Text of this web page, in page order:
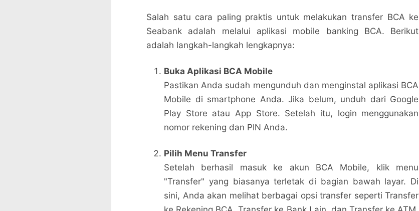
Salah satu cara paling praktis untuk melakukan transfer BCA ke
Seabank adalah melalui aplikasi mobile banking BCA. Berikut
adalah langkah-langkah lengkapnya:
Buka Aplikasi BCA Mobile
Pastikan Anda sudah mengunduh dan menginstal aplikasi BCA
Mobile di smartphone Anda. Jika belum, unduh dari Google
Play Store atau App Store. Setelah itu, login menggunakan
nomor rekening dan PIN Anda.
Pilih Menu Transfer
Setelah berhasil masuk ke akun BCA Mobile, klik menu
"Transfer" yang biasanya terletak di bagian bawah layar. Di
sini, Anda akan melihat berbagai opsi transfer seperti Transfer